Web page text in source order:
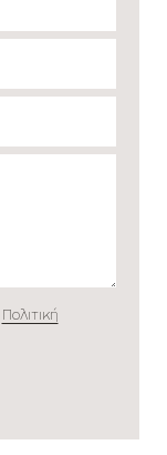
Πολιτική